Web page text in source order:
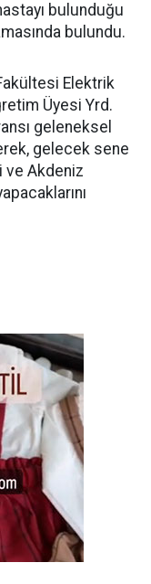
bulunduğu
bulundu.
Elektrik
Üyesi Yrd.
geleneksel
gelecek sene
ve Akdeniz